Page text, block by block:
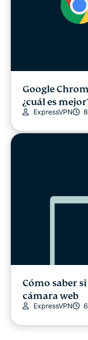
Google
¿cuál es
ExpressVPN
Cómo saber
cámara web
ExpressVPN